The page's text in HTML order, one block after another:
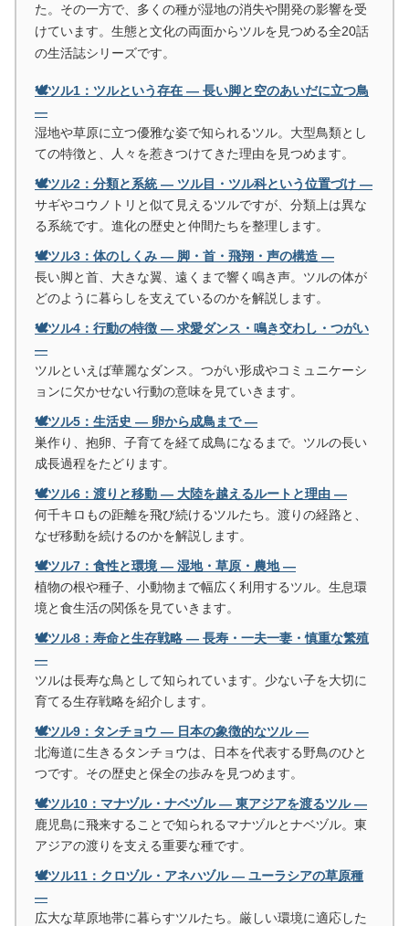
た。その一方で、多くの種が湿地の消失や開発の影響を受
けています。生態と文化の両面からツルを見つめる全20話
の生活誌シリーズです。
🕊️ツル1：ツルという存在 ― 長い脚と空のあいだに立つ鳥
―
湿地や草原に立つ優雅な姿で知られるツル。大型鳥類とし
ての特徴と、人々を惹きつけてきた理由を見つめます。
🕊️ツル2：分類と系統 ― ツル目・ツル科という位置づけ ―
サギやコウノトリと似て見えるツルですが、分類上は異な
る系統です。進化の歴史と仲間たちを整理します。
🕊️ツル3：体のしくみ ― 脚・首・飛翔・声の構造 ―
長い脚と首、大きな翼、遠くまで響く鳴き声。ツルの体が
どのように暮らしを支えているのかを解説します。
🕊️ツル4：行動の特徴 ― 求愛ダンス・鳴き交わし・つがい
―
ツルといえば華麗なダンス。つがい形成やコミュニケーシ
ョンに欠かせない行動の意味を見ていきます。
🕊️ツル5：生活史 ― 卵から成鳥まで ―
巣作り、抱卵、子育てを経て成鳥になるまで。ツルの長い
成長過程をたどります。
🕊️ツル6：渡りと移動 ― 大陸を越えるルートと理由 ―
何千キロもの距離を飛び続けるツルたち。渡りの経路と、
なぜ移動を続けるのかを解説します。
🕊️ツル7：食性と環境 ― 湿地・草原・農地 ―
植物の根や種子、小動物まで幅広く利用するツル。生息環
境と食生活の関係を見ていきます。
🕊️ツル8：寿命と生存戦略 ― 長寿・一夫一妻・慎重な繁殖
―
ツルは長寿な鳥として知られています。少ない子を大切に
育てる生存戦略を紹介します。
🕊️ツル9：タンチョウ ― 日本の象徴的なツル ―
北海道に生きるタンチョウは、日本を代表する野鳥のひと
つです。その歴史と保全の歩みを見つめます。
🕊️ツル10：マナヅル・ナベヅル ― 東アジアを渡るツル ―
鹿児島に飛来することで知られるマナヅルとナベヅル。東
アジアの渡りを支える重要な種です。
🕊️ツル11：クロヅル・アネハヅル ― ユーラシアの草原種
―
広大な草原地帯に暮らすツルたち。厳しい環境に適応した